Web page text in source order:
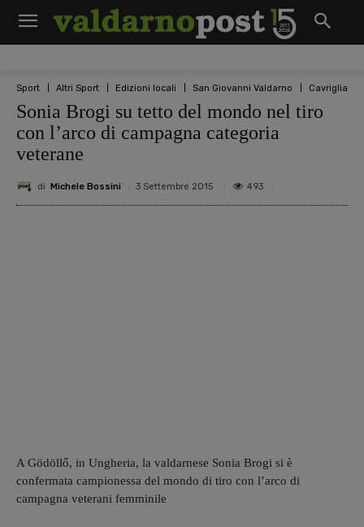
Sport Altri Sport Edizioni locali San Giovanni Valdarno Cavriglia
Sonia Brogi su tetto del mondo nel tiro
con l’arco di campagna categoria
veterane
di Michele Bossini 3 Settembre 2015 493
A Gödöllő, in Ungheria, la valdarnese Sonia Brogi si è
confermata campionessa del mondo di tiro con l’arco di
campagna veterani femminile